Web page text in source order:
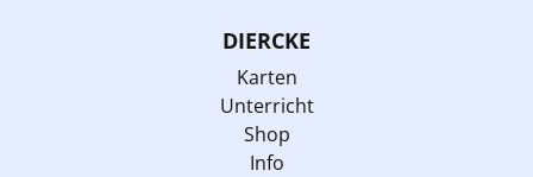
DIERCKE
Karten
Unterricht
Shop
Info